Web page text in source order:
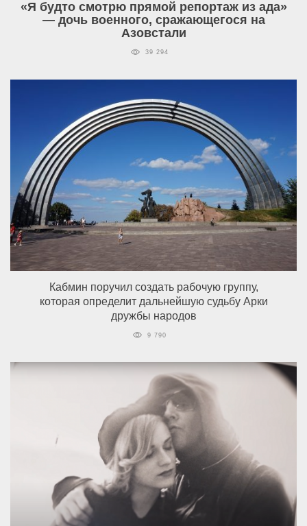
«Я будто смотрю прямой репортаж из ада»
— дочь военного, сражающегося на
Азовстали
39 294
Кабмин поручил создать рабочую группу,
которая определит дальнейшую судьбу Арки
дружбы народов
9 790